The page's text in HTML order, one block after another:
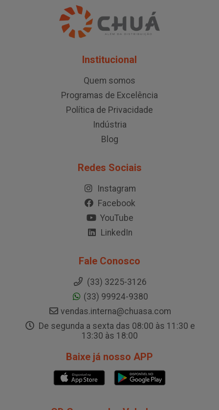
Institucional
Quem somos
Programas de Excelência
Política de Privacidade
Indústria
Blog
Redes Sociais
Instagram
Facebook
YouTube
LinkedIn
Fale Conosco
(33) 3225-3126
(33) 99924-9380
vendas.interna@chuasa.com
De segunda a sexta das 08:00 às 11:30 e
13:30 às 18:00
Baixe já nosso APP